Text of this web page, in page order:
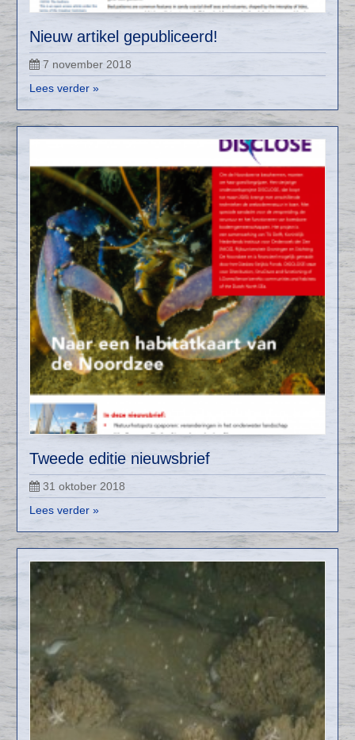
Nieuw artikel gepubliceerd!
7 november 2018
Lees verder »
Tweede editie nieuwsbrief
31 oktober 2018
Lees verder »